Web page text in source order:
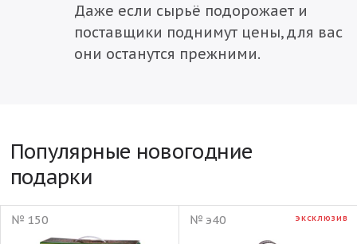
Даже если сырьё подорожает и
поставщики поднимут цены, для вас
они останутся прежними.
Популярные новогодние
подарки
№ 150 № э40 ЭКСКЛЮЗИВ